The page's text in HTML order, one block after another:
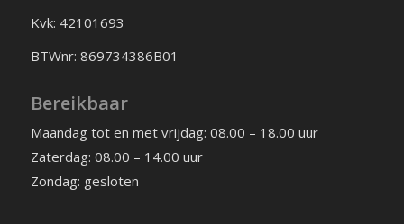
Kvk: 42101693
BTWnr: 869734386B01
Bereikbaar
Maandag tot en met vrijdag: 08.00 – 18.00 uur
Zaterdag: 08.00 – 14.00 uur
Zondag: gesloten